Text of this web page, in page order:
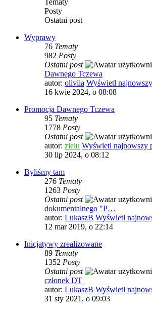
Tematy
Posty
Ostatni post
Wyprawy
76 Tematy
982 Posty
Ostatni post
Dawnego Tczewa
autor: oliviia Wyświetl
16 kwie 2024, o 08:08
Promocja Dawnego Tczewa
95 Tematy
1778 Posty
Ostatni post
autor: zielu Wyświetl najnowszy
30 lip 2024, o 08:12
Byliśmy tam
276 Tematy
1263 Posty
Ostatni post
dokumentalnego "P…
autor: LukaszB Wyświetl
12 mar 2019, o 22:14
Inicjatywy zrealizowane
89 Tematy
1352 Posty
Ostatni post
członek DT
autor: LukaszB Wyświetl
31 sty 2021, o 09:03